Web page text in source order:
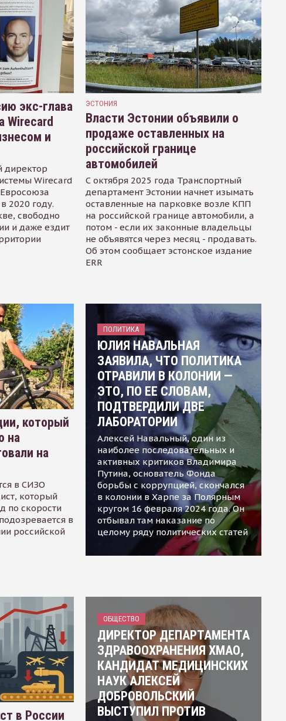
экс-глава
Wirecard
и
директор
Wirecard
2020 году.
свободно
и даже ездит
ЭСТОНИЯ
Власти Эстонии объявили о
продаже оставленных на
российской границе
автомобилей
С октября 2025 года Транспортный
департамент Эстонии начнет изымать
оставленные на парковке возле КПП
на российской границе автомобили, а
потом - если их законные владельцы
не объявятся через месяц - продавать.
Об этом сообщает эстонское издание
ERR
который
на
на
в СИЗО
который
по скорости
в
российской
ПОЛИТИКА
ЮЛИЯ НАВАЛЬНАЯ
ЗАЯВИЛА, ЧТО ПОЛИТИКА
ОТРАВИЛИ В КОЛОНИИ —
ЭТО, ПО ЕЕ СЛОВАМ,
ПОДТВЕРДИЛИ ДВЕ
ЛАБОРАТОРИИ
Алексей Навальный, один из
наиболее последовательных и
активных критиков Владимира
Путина, основатель Фонда
борьбы с коррупцией, скончался
в колонии в Харпе за Полярным
кругом 16 февраля 2024 года. Он
отбывал там наказание по
целому ряду политических статей
в России
ОБЩЕСТВО
ДИРЕКТОР ДЕПАРТАМЕНТА
ЗДРАВООХРАНЕНИЯ ХМАО,
КАНДИДАТ МЕДИЦИНСКИХ
НАУК АЛЕКСЕЙ
ДОБРОВОЛЬСКИЙ
ВЫСТУПИЛ ПРОТИВ